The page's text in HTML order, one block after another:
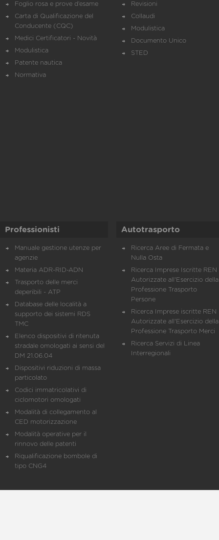
Foglio rosa e prove d’esame
Carta di Qualificazione del
Conducente (CQC)
Medici Certificatori - Novità
Modulistica
Patente nautica
Normativa
Revisioni
Collaudi
Modulistica
Documento Unico
STED
Professionisti
Manuale gestione utenze per
agenzie
Materia ADR-RID-ADN
Trasporto delle merci
deperibili - ATP
Database delle località a
supporto dei sistemi RDS
TMC
Elenco dispositivi di ritenuta
stradale omologati ai sensi del
DM 21.06.04
Dispositivi riduzioni di massa
particolato
Codici immatricolativi di
ciclomotori omologati
Modalità di collegamento al
CED motorizzazione
Modalità operative per il
rinnovo delle patenti
Riqualificazione bombole di
tipo CNG4
Autotrasporto
Ricerca Aree di Fermata e
Nulla Osta
Ricerca Imprese Iscritte REN
Autorizzate all'Esercizio della
Professione Trasporto
Persone
Ricerca Imprese iscritte REN
Autorizzate all'Esercizio della
Professione Trasporto Merci
Ricerca Servizi di Linea
Interregionali